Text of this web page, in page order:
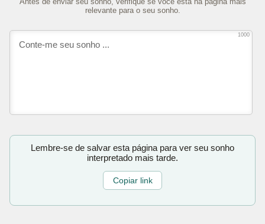
relevante para o seu sonho.
1000
Lembre-se de salvar esta página para ver seu sonho
interpretado mais tarde.
Copiar link